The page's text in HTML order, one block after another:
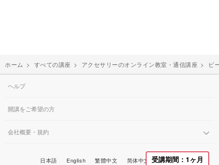
ホーム > すべての講座 > アクセサリーのオンライン教室・通信講座 > ビ
受講期間：1ヶ月
ヘルプ
開講をご希望の方
会社概要・規約
日本語 English 繁體中文 简体中文 한국어